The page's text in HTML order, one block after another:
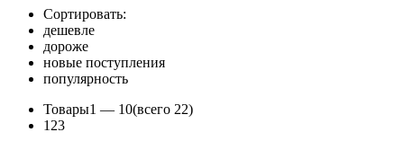
Сортировать:
дешевле
дороже
новые поступления
популярность
Товары1 — 10(всего 22)
1 23